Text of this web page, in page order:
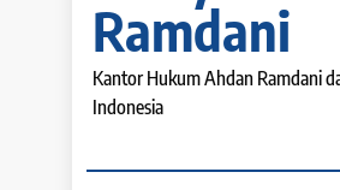
Ramdani
Kantor Hukum Ahdan Ramdani
Indonesia